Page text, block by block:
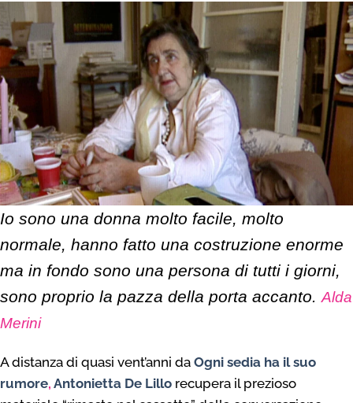
Io sono una donna molto facile, molto
normale, hanno fatto una costruzione enorme
ma in fondo sono una persona di tutti i giorni,
sono proprio la pazza della porta accanto. Alda
Merini
A distanza di quasi vent’anni da Ogni sedia ha il suo
rumore, Antonietta De Lillo recupera il prezioso